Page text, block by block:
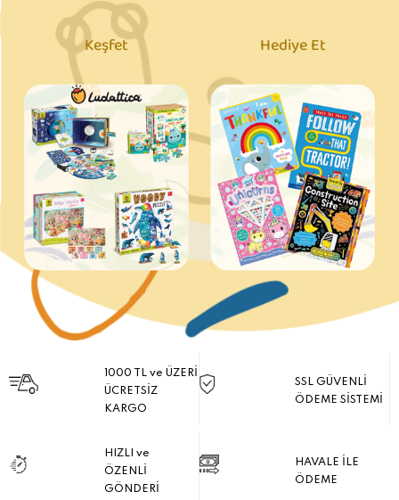
Keşfet Hediye Et
1000 TL ve ÜZERİ
ÜCRETSİZ
KARGO
SSL GÜVENLİ
ÖDEME SİSTEMİ
HIZLI ve
ÖZENLİ
GÖNDERİ
HAVALE İLE
ÖDEME